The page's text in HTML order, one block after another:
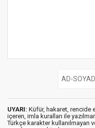
UYARI: Küfür, hakaret, rencide
içeren, imla kuralları ile
Türkçe karakter kullanılmayan